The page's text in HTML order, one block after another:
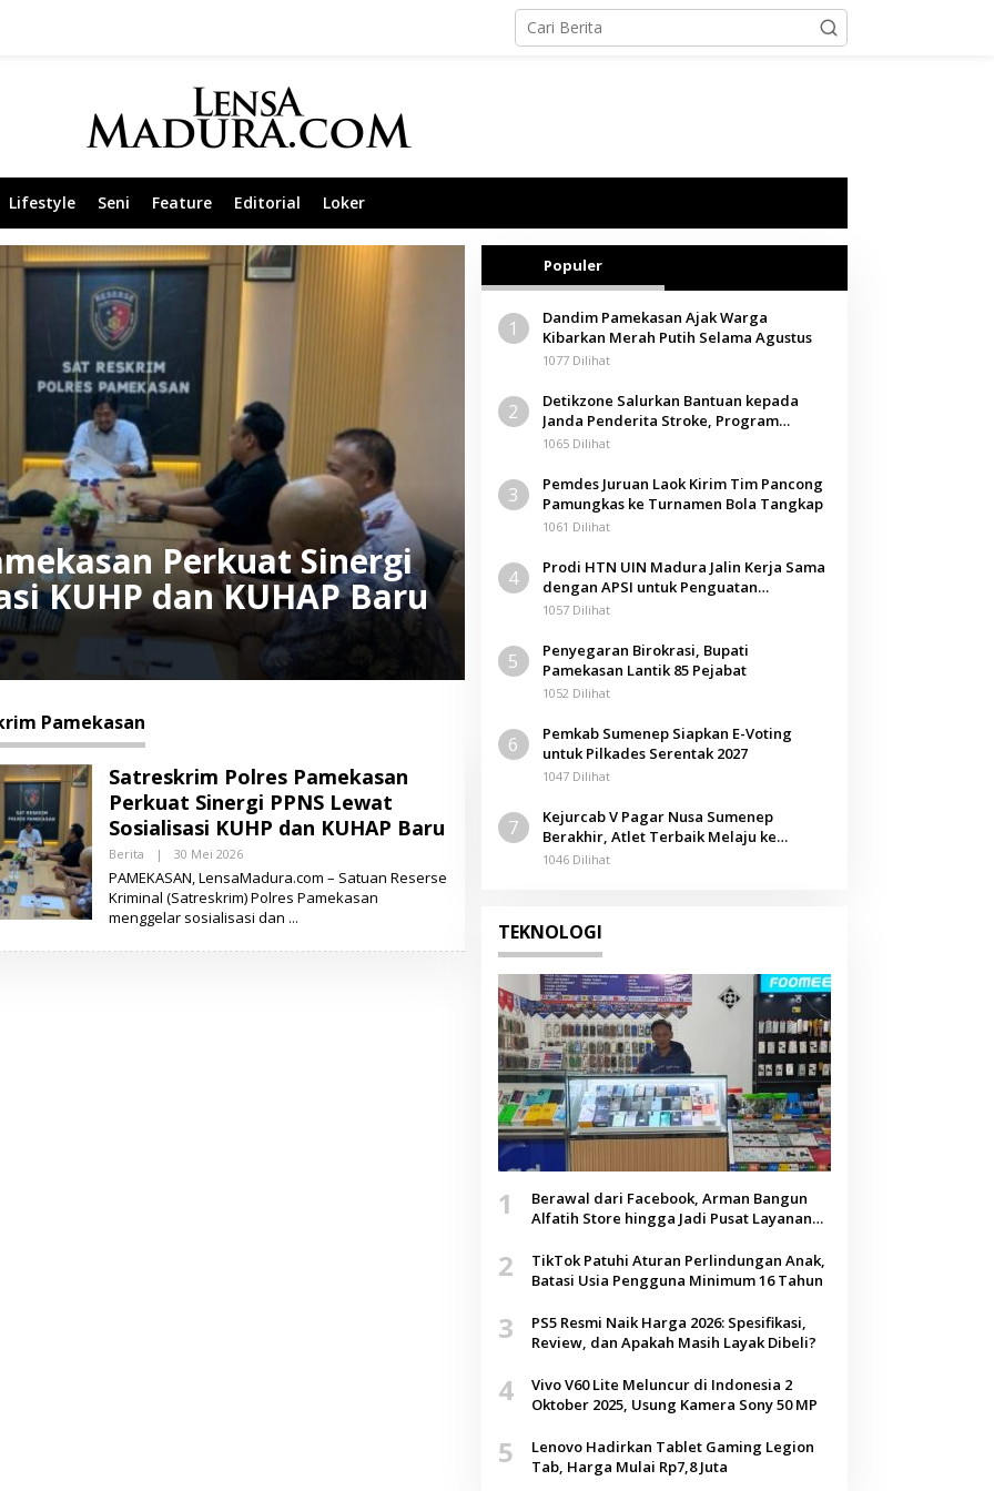
Lifestyle Seni Feature Editorial Loker
Perkuat Sinergi
KUHP dan KUHAP Baru
Pamekasan
Satreskrim Polres Pamekasan
Perkuat Sinergi PPNS Lewat
Sosialisasi KUHP dan KUHAP Baru
Berita | 30 Mei 2026O
E
H
M
PAMEKASAN, LensaMadura.com – Satuan Reserse
Kriminal (Satreskrim) Polres Pamekasan
menggelar sosialisasi dan
Populer
1
Dandim Pamekasan Ajak Warga
Kibarkan Merah Putih Selama Agustus
1077 Dilihat
2
Detikzone Salurkan Bantuan kepada
Janda Penderita Stroke, Program
Berbagi Masuki Hari ke-61
1065 Dilihat
3
Pemdes Juruan Laok Kirim Tim Pancong
Pamungkas ke Turnamen Bola Tangkap
1061 Dilihat
4
Prodi HTN UIN Madura Jalin Kerja Sama
dengan APSI untuk Penguatan
Kompetensi Mahasiswa
1057 Dilihat
5
Penyegaran Birokrasi, Bupati
Pamekasan Lantik 85 Pejabat
1052 Dilihat
6
Pemkab Sumenep Siapkan E-Voting
untuk Pilkades Serentak 2027
1047 Dilihat
7
Kejurcab V Pagar Nusa Sumenep
Berakhir, Atlet Terbaik Melaju ke
Kejurwil Jatim
1046 Dilihat
TEKNOLOGI
1
Berawal dari Facebook, Arman Bangun
Alfatih Store hingga Jadi Pusat Layanan
2
TikTok Patuhi Aturan Perlindungan Anak,
Batasi Usia Pengguna Minimum 16 Tahun
3
PS5 Resmi Naik Harga 2026: Spesifikasi,
Review, dan Apakah Masih Layak Dibeli?
4
Vivo V60 Lite Meluncur di Indonesia 2
Oktober 2025, Usung Kamera Sony 50 MP
5
Lenovo Hadirkan Tablet Gaming Legion
Tab, Harga Mulai Rp7,8 Juta